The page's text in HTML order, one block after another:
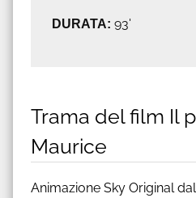
DURATA: 93'
Trama del film Il
Maurice
Animazione Sky Original